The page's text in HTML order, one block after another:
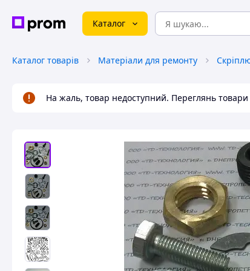
Каталог
Каталог товарів Матеріали для ремонту
На жаль, товар недоступний. Переглянь товари